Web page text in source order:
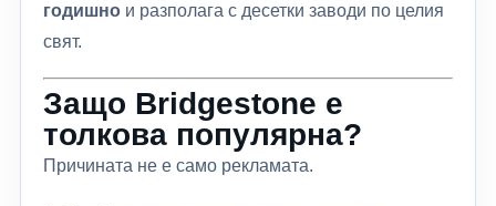
годишно и разполага с десетки заводи по целия
свят.
Защо Bridgestone е
толкова популярна?
Причината не е само рекламата.